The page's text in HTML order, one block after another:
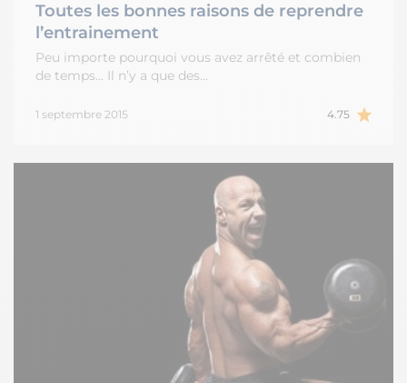
Toutes les bonnes raisons de reprendre
l’entrainement
Peu importe pourquoi vous avez arrêté et combien
de temps… Il n’y a que des…
1 septembre 2015 4.75